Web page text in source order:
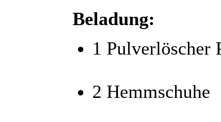
Beladung:
1 Pulverlöscher
2 Hemmschuhe